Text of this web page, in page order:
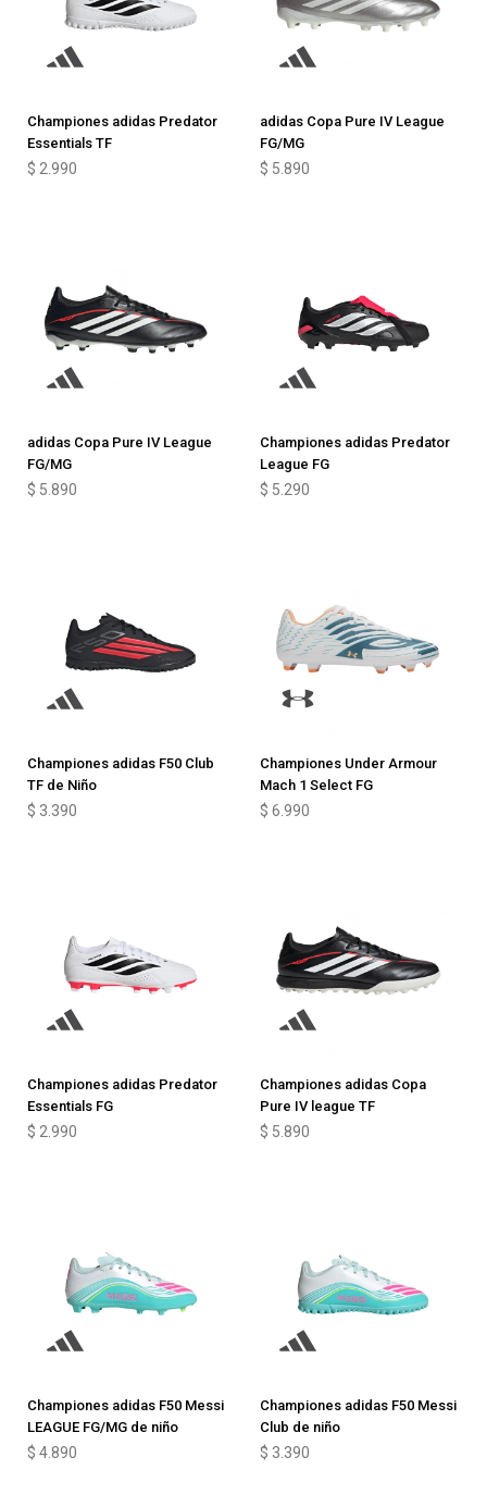
Championes adidas Predator
Essentials TF
$ 2.990
adidas Copa Pure IV League
FG/MG
$ 5.890
adidas Copa Pure IV League
FG/MG
$ 5.890
Championes adidas Predator
League FG
$ 5.290
Championes adidas F50 Club
TF de Niño
$ 3.390
Championes Under Armour
Mach 1 Select FG
$ 6.990
Championes adidas Predator
Essentials FG
$ 2.990
Championes adidas Copa
Pure IV league TF
$ 5.890
Championes adidas F50 Messi
LEAGUE FG/MG de niño
$ 4.890
Championes adidas F50 Messi
Club de niño
$ 3.390